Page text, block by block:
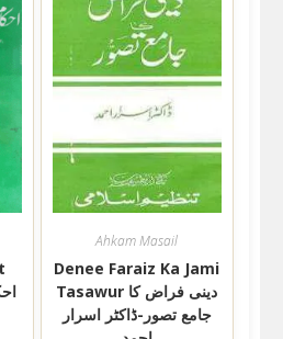
Ahkam Masail
Denee Faraiz Ka Jami
Tasawur دینی فراض کا
جامع تصور-ڈاکٹر اسرار